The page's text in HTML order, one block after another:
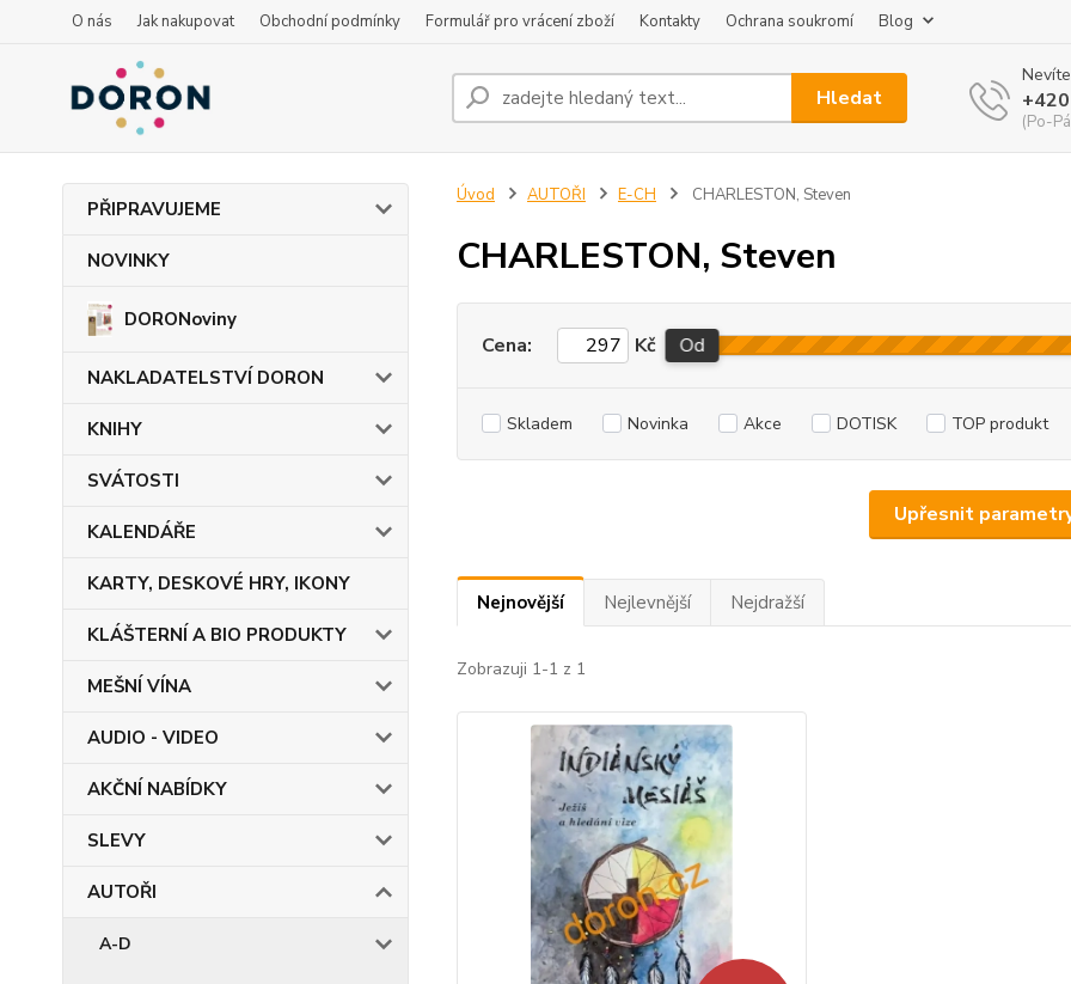
O nás Jak nakupovat Obchodní podmínky Formulář pro vrácení zboží Kontakty Ochrana soukromí Blog
Hledat
(Po-
PŘIPRAVUJEME
NOVINKY
DORONoviny
NAKLADATELSTVÍ DORON
KNIHY
SVÁTOSTI
KALENDÁŘE
KARTY, DESKOVÉ HRY, IKONY
KLÁŠTERNÍ A BIO PRODUKTY
MEŠNÍ VÍNA
AUDIO - VIDEO
AKČNÍ NABÍDKY
SLEVY
AUTOŘI
A-D
Úvod AUTOŘI E-CH CHARLESTON, Steven
CHARLESTON, Steven
Upřesnit
Cena: Kč Od
Skladem Novinka Akce DOTISK TOP produkt
Nejnovější Nejlevnější Nejdražší
Zobrazuji 1-1 z 1